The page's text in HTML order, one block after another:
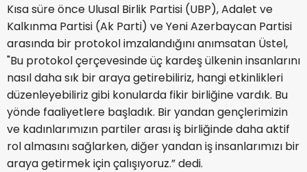
Kısa süre önce Ulusal Birlik Partisi (UBP), Adalet ve
Kalkınma Partisi (Ak Parti) ve Yeni Azerbaycan Partisi
arasında bir protokol imzalandığını anımsatan Üstel,
"Bu protokol çerçevesinde üç kardeş ülkenin insanlarını
nasıl daha sık bir araya getirebiliriz, hangi etkinlikleri
düzenleyebiliriz gibi konularda fikir birliğine vardık. Bu
yönde faaliyetlere başladık. Bir yandan gençlerimizin
ve kadınlarımızın partiler arası iş birliğinde daha aktif
rol almasını sağlarken, diğer yandan iş insanlarımızı bir
araya getirmek için çalışıyoruz.” dedi.